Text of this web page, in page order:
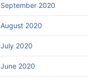
September 2020
August 2020
July 2020
June 2020